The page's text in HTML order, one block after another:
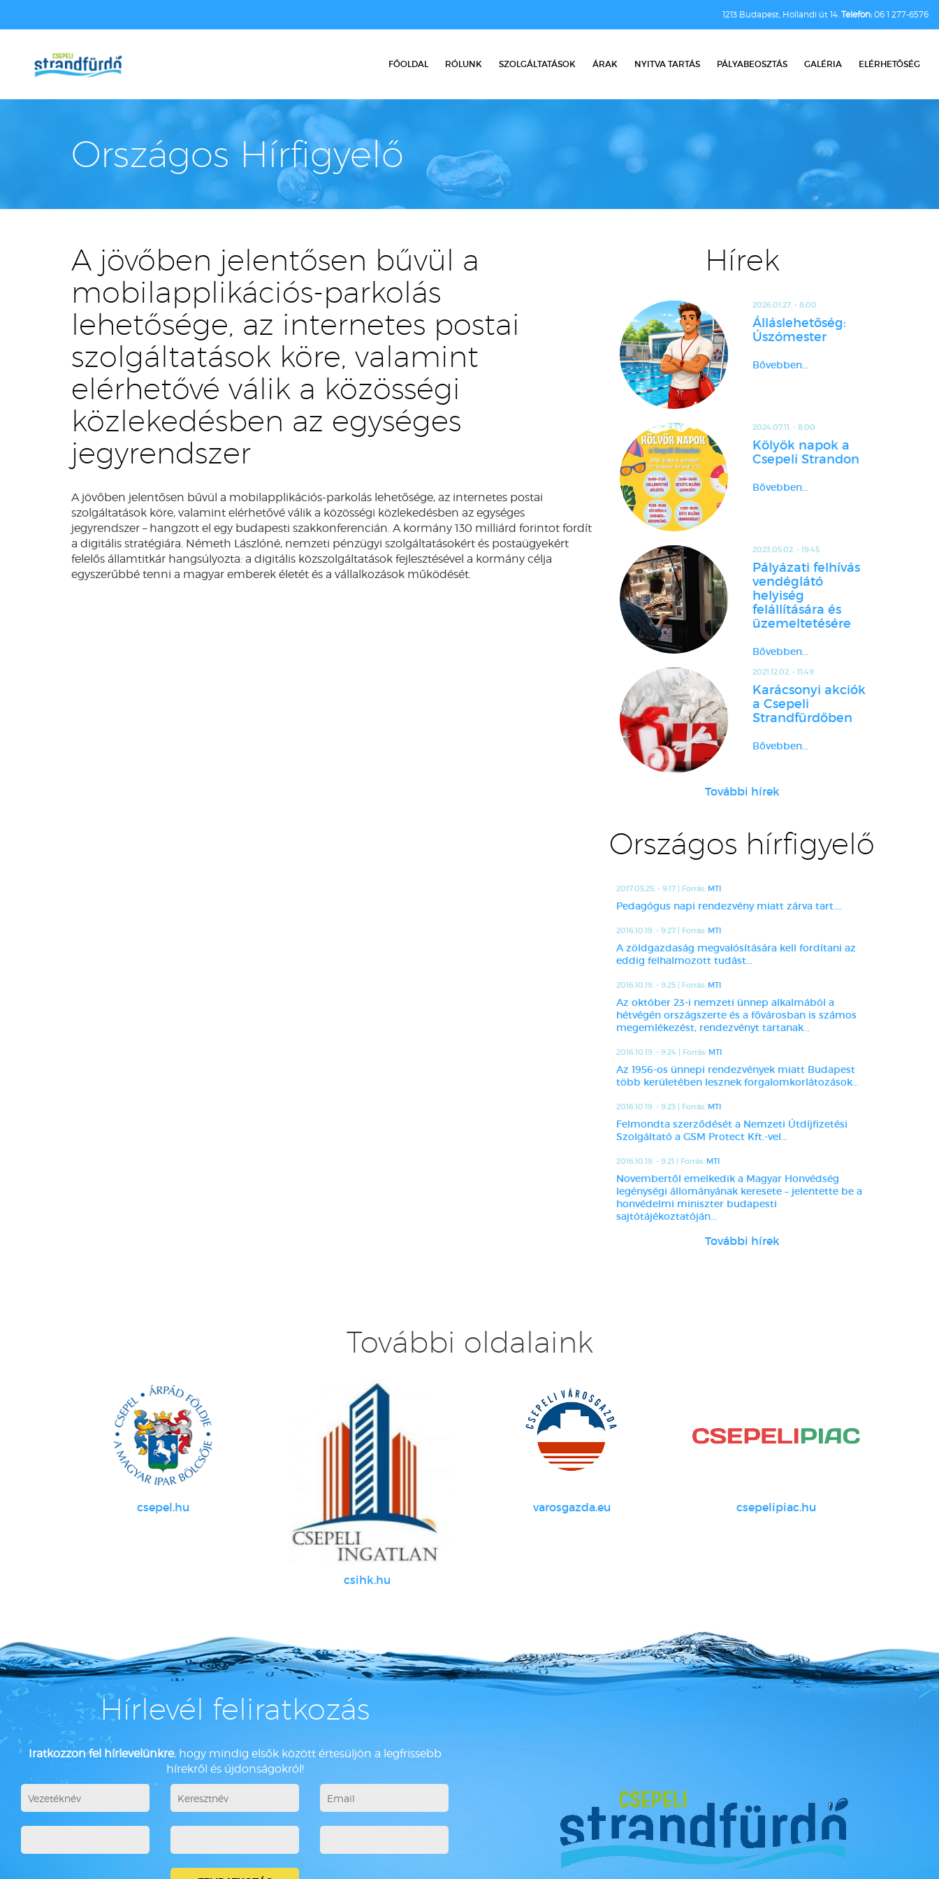
1213 Budapest, Hollandi út 14. Telefon:06 1 277-6576
FŐOLDAL RÓLUNK SZOLGÁLTATÁSOK ÁRAK NYITVA TARTÁS PÁLYABEOSZTÁS GALÉRIA ELÉRHETŐSÉG
Országos Hírfigyelő
A jövőben jelentősen bűvül a
mobilapplikációs-parkolás
lehetősége, az internetes postai
szolgáltatások köre, valamint
elérhetővé válik a közösségi
közlekedésben az egységes
jegyrendszer
A jövőben jelentősen bűvül a mobilapplikációs-parkolás lehetősége, az internetes postai
szolgáltatások köre, valamint elérhetővé válik a közösségi közlekedésben az egységes
jegyrendszer – hangzott el egy budapesti szakkonferencián. A kormány 130 milliárd forintot fordít
a digitális stratégiára. Németh Lászlóné, nemzeti pénzügyi szolgáltatásokért és postaügyekért
felelős államtitkár hangsúlyozta: a digitális közszolgáltatások fejlesztésével a kormány célja
egyszerűbbé tenni a magyar emberek életét és a vállalkozások működését.
Hírek
2026.01.27. - 8:00
Álláslehetőség:
Úszómester
Bővebben...
2024.07.11. - 8:00
Kölyök napok a
Csepeli Strandon
Bővebben...
2023.05.02. - 19:45
Pályázati felhívás
vendéglátó
helyiség
felállítására és
üzemeltetésére
Bővebben...
2021.12.02. - 11:49
Karácsonyi akciók
a Csepeli
Strandfürdőben
Bővebben...
További hírek
Országos hírfigyelő
2017.05.25. - 9:17 | Forrás: MTI
Pedagógus napi rendezvény miatt zárva tart....
2016.10.19. - 9:27 | Forrás: MTI
A zöldgazdaság megvalósítására kell fordítani az
eddig felhalmozott tudást...
2016.10.19. - 9:25 | Forrás: MTI
Az október 23-i nemzeti ünnep alkalmából a
hétvégén országszerte és a fővárosban is számos
megemlékezést, rendezvényt tartanak...
2016.10.19. - 9:24 | Forrás: MTI
Az 1956-os ünnepi rendezvények miatt Budapest
több kerületében lesznek forgalomkorlátozások...
2016.10.19. - 9:23 | Forrás: MTI
Felmondta szerződését a Nemzeti Útdíjfizetési
Szolgáltató a GSM Protect Kft.-vel...
2016.10.19. - 9:21 | Forrás: MTI
Novembertől emelkedik a Magyar Honvédség
legénységi állományának keresete – jelentette be a
honvédelmi miniszter budapesti
sajtótájékoztatóján...
További hírek
További oldalaink
csepel.hu
csihk.hu
varosgazda.eu csepelipiac.hu
Hírlevél feliratkozás
Iratkozzon fel hírlevelünkre, hogy mindig elsők között értesüljön a legfrissebb
hírekről és újdonságokról!